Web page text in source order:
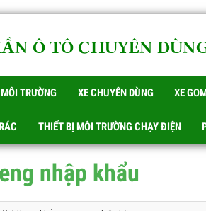
Ô TÔ CHUYÊN
MÔI TRƯỜNG XE CHUYÊN DÙNG XE
THIẾT BỊ MÔI TRƯỜNG CHẠY ĐIỆN
nhập khẩu